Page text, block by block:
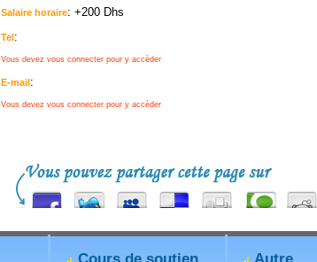
Salaire horaire: +200 Dhs
Tel:
Vous devez vous connecter pour y accèder
E-mail:
Vous devez vous connecter pour y accèder